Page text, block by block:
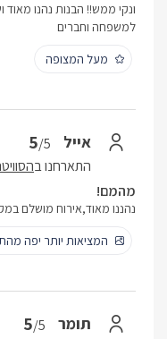
ונקי ממש!! הבנות נהנו
למשפחה וחברים
מעל המצופה
אייל 5/5
התארחנו ב
מהמם!
נהננו מאוד,אירוח מושלם
המציאות יותר יפה
תומר 5/5